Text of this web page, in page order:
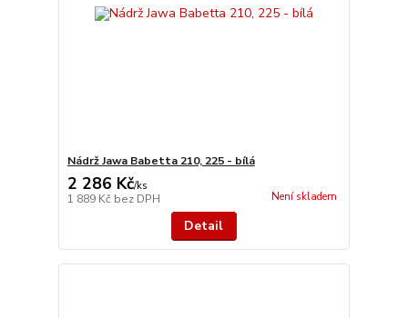
Nádrž Jawa Babetta 210, 225 - bílá
2 286 Kč/ks
1 889 Kč bez DPH Není skladem
Detail